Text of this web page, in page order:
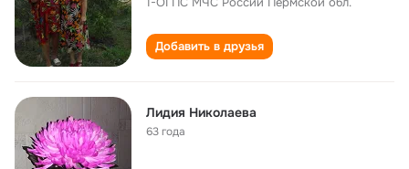
Добавить в друзья
Лидия Николаева
63 года